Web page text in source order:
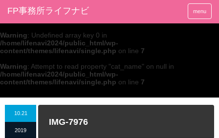
FP事務所ライフナビ menu
Warning: Undefined array key 0 in
/home/lifenavi2024/public_html/wp-
content/themes/lifenavi/single.php on line 7
Warning: Attempt to read property "cat_name" on null in
/home/lifenavi2024/public_html/wp-
content/themes/lifenavi/single.php on line 7
10.21
2019
IMG-7976